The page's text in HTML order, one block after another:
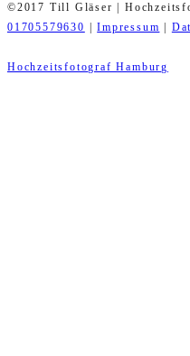
©2017 Till Gläser |
01705579630
|Impressum
Hochzeitsfotograf Hamburg